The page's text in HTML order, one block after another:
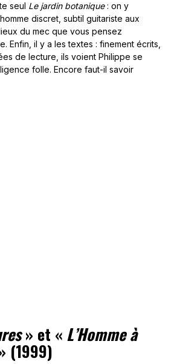
seul Le jardin botanique: on y
discret, subtil guitariste aux
du mec que vous pensez
Enfin, il y a les textes : finement écrits,
de lecture, ils voient Philippe se
folle. Encore faut-il savoir
» et « L’Homme à
(1999)